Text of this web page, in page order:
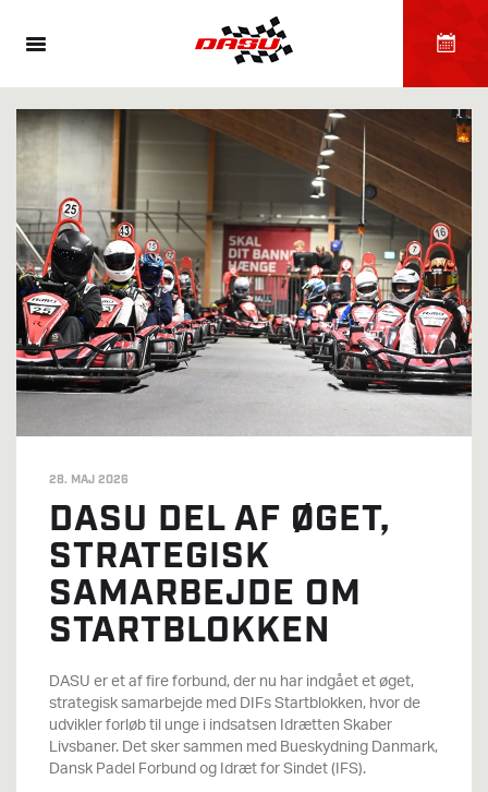
28. MAJ 2026
DASU DEL AF ØGET,
STRATEGISK
SAMARBEJDE OM
STARTBLOKKEN
DASU er et af fire forbund, der nu har indgået et øget,
strategisk samarbejde med DIFs Startblokken, hvor de
udvikler forløb til unge i indsatsen Idrætten Skaber
Livsbaner. Det sker sammen medBueskydning Danmark,
Dansk Padel Forbund og Idræt for Sindet (IFS).